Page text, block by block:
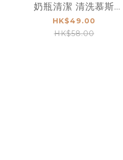
奶瓶清潔 清洗慕斯
500ML 瓶裝
HK$49.00
HK$58.00